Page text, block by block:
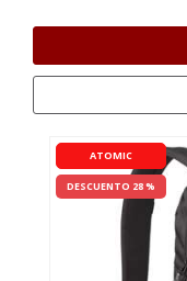
ATOMIC
DESCUENTO 28 %